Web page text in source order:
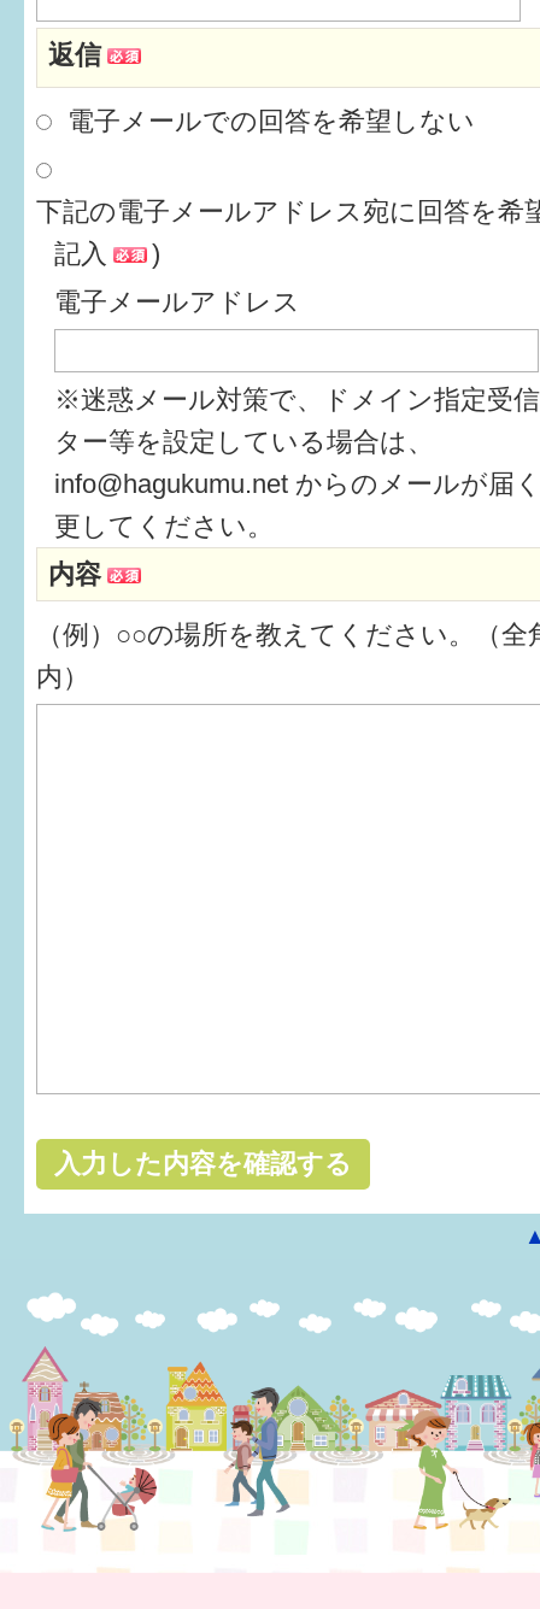
返信
電子メールでの回答を希望しない
下記の電子メールアドレス宛に回答を希
記入
)
電子メールアドレス
※迷惑メール対策で、ドメイン指定受
ター等を設定している場合は、
info@hagukumu.net からのメールが届
更してください。
内容
（例）○○の場所を教えてください。（全
内）
子育てカレンダー
妊娠
3か月〜6か月
6か月〜1歳
1歳〜3歳
3歳〜就学前
就学後〜
子育てマップ
イベントレポート
なるほどコラム
メールマガジン
パパもママも子育て
すまいるサポート行事案内